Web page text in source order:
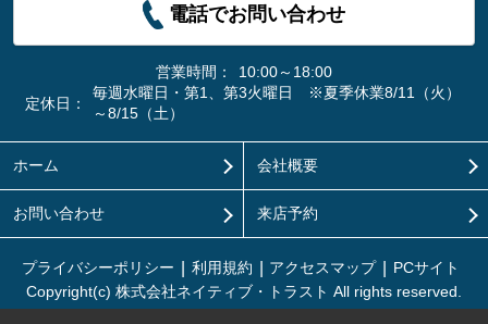
電話でお問い合わせ
営業時間：
10:00～18:00
定休日：
毎週水曜日・第1、第3火曜日 ※夏季休業8/11（火）
～8/15（土）
ホーム 会社概要
お問い合わせ 来店予約
プライバシーポリシー 利用規約 アクセスマップ
PCサイト
Copyright(c) 株式会社ネイティブ・トラスト All rights reserved.